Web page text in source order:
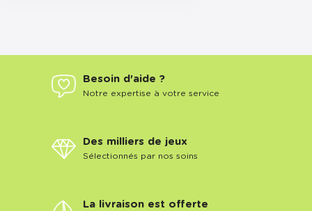
Besoin d'aide ?
Notre expertise à votre service
Des milliers de jeux
Sélectionnés par nos soins
La livraison est offerte